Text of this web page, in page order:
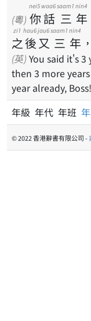
(粵) 你
nei5
話
waa6
三
saam1
年
nin4
之
zi1
後
hau6
又
jau6
三
saam1
年
nin4
，
(英) You said it's
then 3 more
year already, Boss!
年級 年代 年班
© 2022 香港辭書有限公司 -